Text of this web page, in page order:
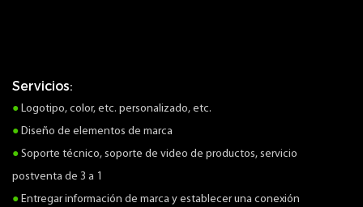
Servicios:
● Logotipo, color, etc. personalizado, etc.
● Diseño de elementos de marca
● Soporte técnico, soporte de video de productos, servicio
postventa de 3 a 1
● Entregar información de marca y establecer una conexión